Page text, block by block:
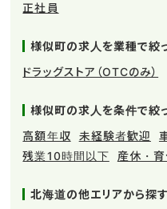
正社員
様似町の求人を業種で絞
ドラッグストア（OTCのみ）
様似町の求人を条件で絞
高額年収
未経験者歓迎
残業10時間以下
産休・
北海道の他エリアから探す